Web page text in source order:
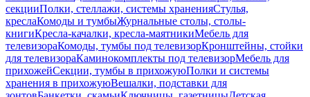
секцииПолки, стеллажи, системы храненияСтулья,
креслаКомоды и тумбыЖурнальные столы, столы-
книгиКресла-качалки, кресла-маятникиМебель для
телевизораКомоды, тумбы под телевизорКронштейны, стойки
для телевизораКаминокомплекты под телевизорМебель для
прихожейСекции, тумбы в прихожуюПолки и системы
хранения в прихожуюВешалки, подставки для